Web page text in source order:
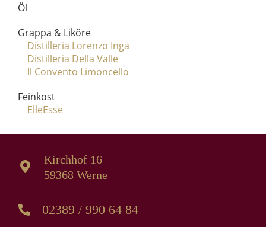
Öl
Grappa & Liköre
Distilleria Lorenzo Inga
Distilleria Della Valle
Il Convento Limoncello
Feinkost
ElleEsse
Kirchhof 16
59368 Werne
02389 / 990 64 84